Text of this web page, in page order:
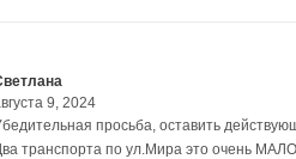
9, 2024
просьба, оставить
транспорта по ул.Мира это очень МАЛО.